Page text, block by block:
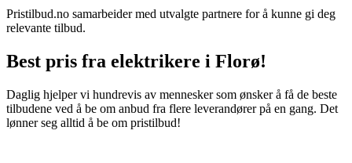
Pristilbud.no samarbeider med utvalgte partnere for å kunne gi deg
relevante tilbud.
Best pris fra elektrikere i Florø!
Daglig hjelper vi hundrevis av mennesker som ønsker å få de beste
tilbudene ved å be om anbud fra flere leverandører på en gang. Det
lønner seg alltid å be om pristilbud!